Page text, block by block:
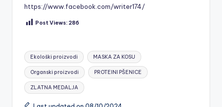
https://www.facebook.com/writer174/
Post Views: 286
Tags:
Ekološki proizvodi MASKA ZA KOSU
Organski proizvodi PROTEINI PŠENICE
ZLATNA MEDALJA